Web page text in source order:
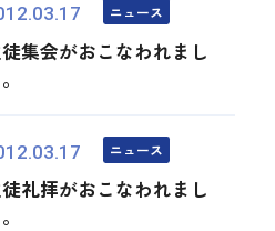
ニュース
集会がおこなわれまし
ニュース
礼拝がおこなわれまし